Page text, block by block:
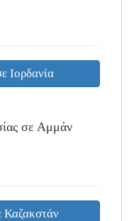
Ιορδανία
σε Αμμάν
Καζακστάν